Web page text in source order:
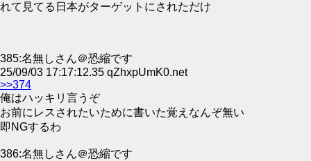
れて見てる日本がターゲットにされただけ
385:名無しさん＠恐縮です
25/09/03 17:17:12.35 qZhxpUmK0.net
>>374
俺はハッキリ言うぞ
お前にレスされたいために書いた覚えなんぞ無い
即NGするわ
386:名無しさん＠恐縮です